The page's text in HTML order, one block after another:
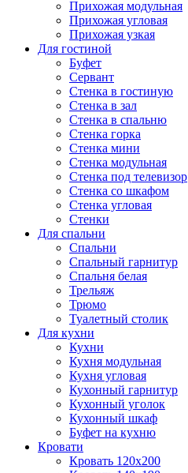
Прихожая модульная
Прихожая угловая
Прихожая узкая
Для гостиной
Буфет
Сервант
Стенка в гостиную
Стенка в зал
Стенка в спальню
Стенка горка
Стенка мини
Стенка модульная
Стенка под телевизор
Стенка со шкафом
Стенка угловая
Стенки
Для спальни
Спальни
Спальный гарнитур
Спальня белая
Трельяж
Трюмо
Туалетный столик
Для кухни
Кухни
Кухня модульная
Кухня угловая
Кухонный гарнитур
Кухонный уголок
Кухонный шкаф
Буфет на кухню
Кровати
Кровать 120х200